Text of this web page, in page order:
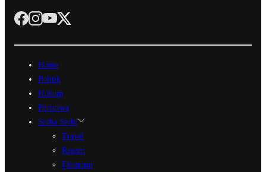
Home
Politik
Hukum
Peristiwa
Serba Serbi
Travel
Ragam
Ekonomi